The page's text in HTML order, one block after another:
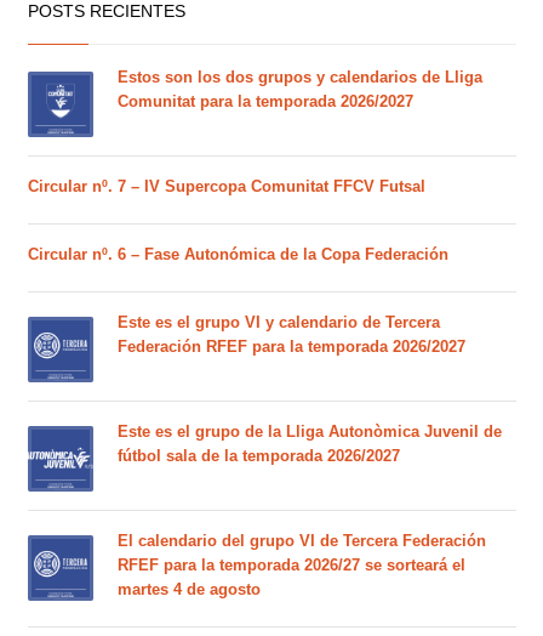
POSTS RECIENTES
Estos son los dos grupos y calendarios de Lliga
Comunitat para la temporada 2026/2027
Circular nº. 7 – IV Supercopa Comunitat FFCV Futsal
Circular nº. 6 – Fase Autonómica de la Copa Federación
Este es el grupo VI y calendario de Tercera
Federación RFEF para la temporada 2026/2027
Este es el grupo de la Lliga Autonòmica Juvenil de
fútbol sala de la temporada 2026/2027
El calendario del grupo VI de Tercera Federación
RFEF para la temporada 2026/27 se sorteará el
martes 4 de agosto